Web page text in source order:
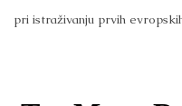
pri istraživanju prvih